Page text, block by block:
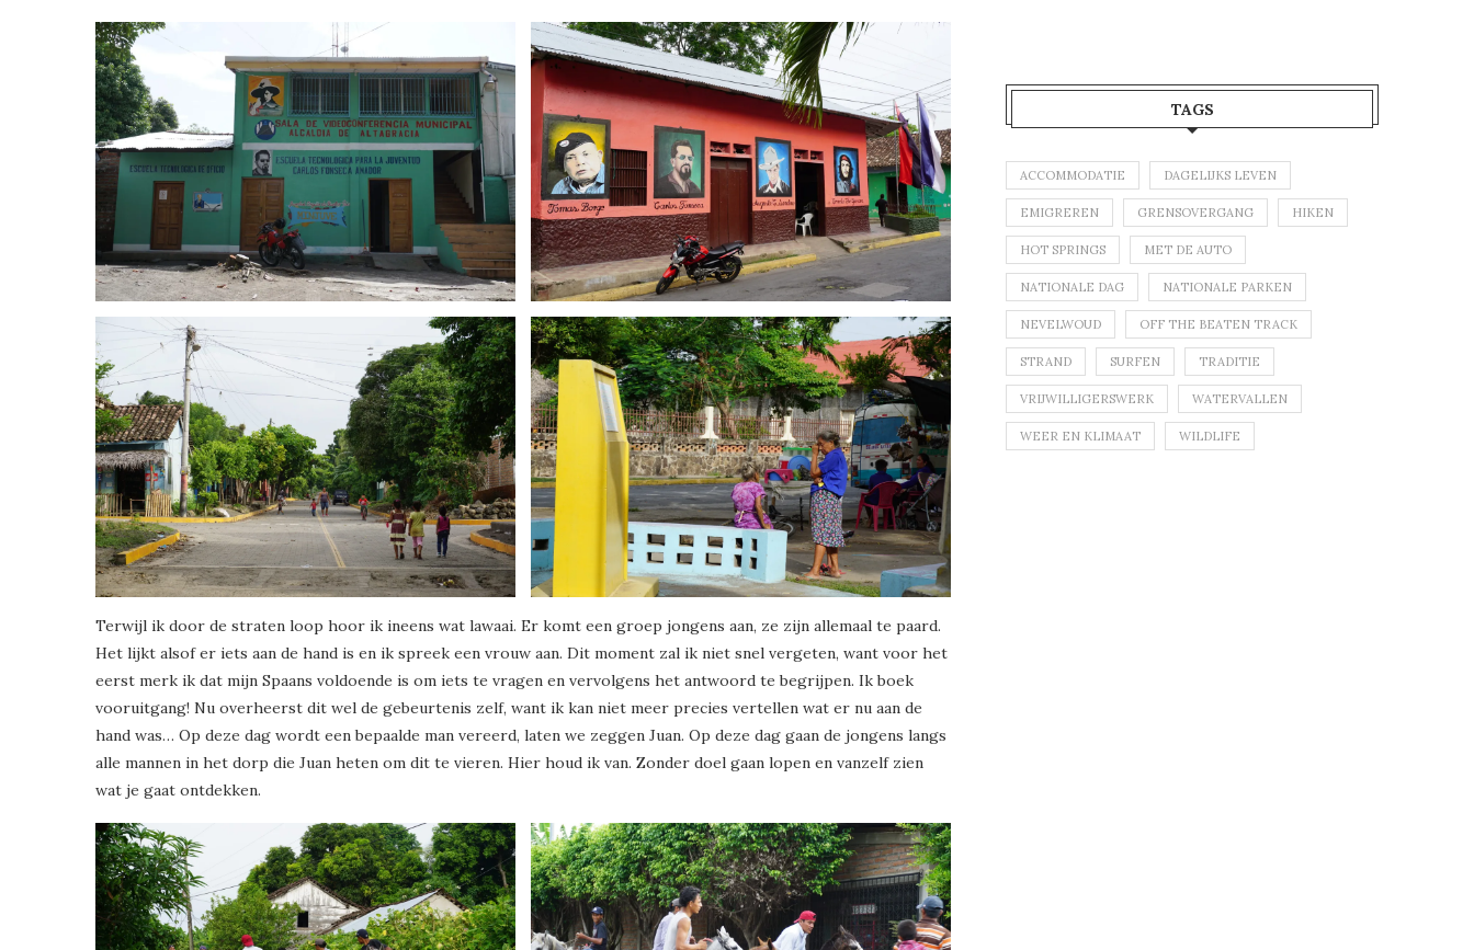
Terwijl ik door de straten loop hoor ik ineens wat lawaai. Er komt een groep jongens aan, ze zijn allemaal te paard.
Het lijkt alsof er iets aan de hand is en ik spreek een vrouw aan. Dit moment zal ik niet snel vergeten, want voor het
eerst merk ik dat mijn Spaans voldoende is om iets te vragen en vervolgens het antwoord te begrijpen. Ik boek
vooruitgang! Nu overheerst dit wel de gebeurtenis zelf, want ik kan niet meer precies vertellen wat er nu aan de
hand was… Op deze dag wordt een bepaalde man vereerd, laten we zeggen Juan. Op deze dag gaan de jongens langs
alle mannen in het dorp die Juan heten om dit te vieren. Hier houd ik van. Zonder doel gaan lopen en vanzelf zien
wat je gaat ontdekken.
TAGS
ACCOMMODATIE DAGELIJKS LEVEN
EMIGREREN GRENSOVERGANG HIKEN
HOT SPRINGS MET DE AUTO
NATIONALE DAG NATIONALE PARKEN
NEVELWOUD OFF THE BEATEN TRACK
STRAND SURFEN TRADITIE
VRIJWILLIGERSWERK WATERVALLEN
WEER EN KLIMAAT WILDLIFE